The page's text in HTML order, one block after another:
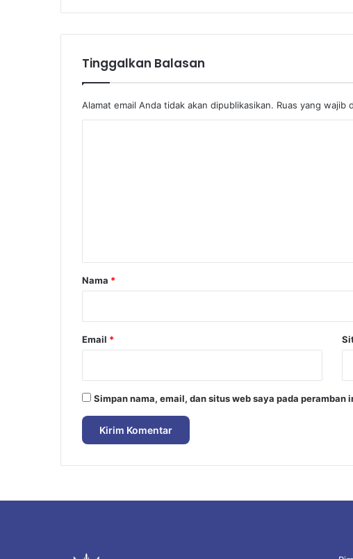
Tinggalkan Balasan
Alamat email Anda tidak akan dipublikasikan. Ruas yang wajib
rNama *
Email *
Simpan nama, email, dan situs web saya pada